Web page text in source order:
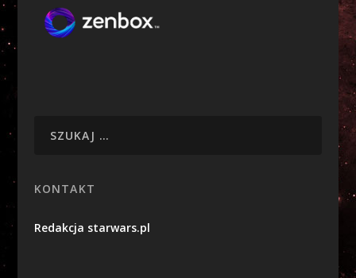
KONTAKT
Redakcja starwars.pl